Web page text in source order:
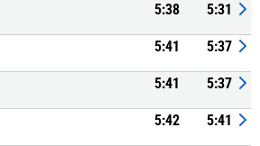
5:38 5:31
5:41 5:37
5:41 5:37
5:42 5:41